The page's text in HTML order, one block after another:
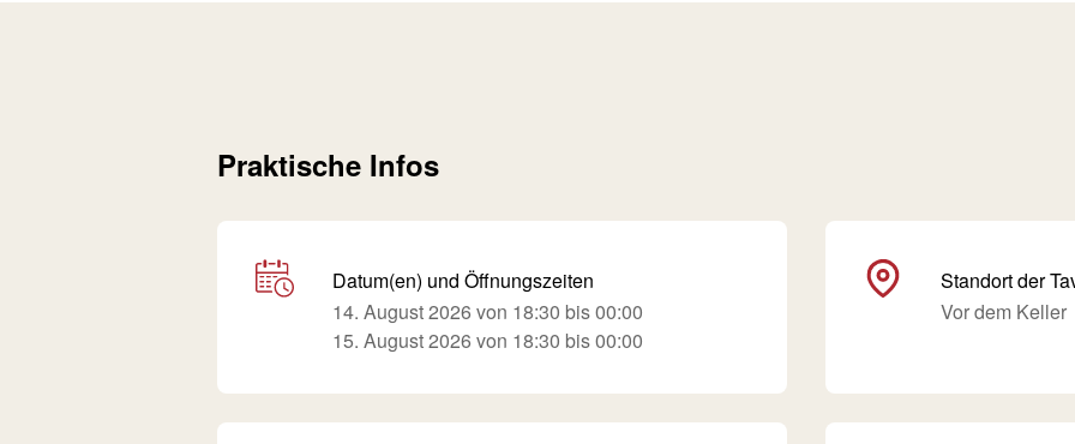
Praktische Infos
Datum(en) und Öffnungszeiten
14. August 2026 von 18:30 bis 00:00
15. August 2026 von 18:30 bis 00:00
Standort der
Vor dem Keller